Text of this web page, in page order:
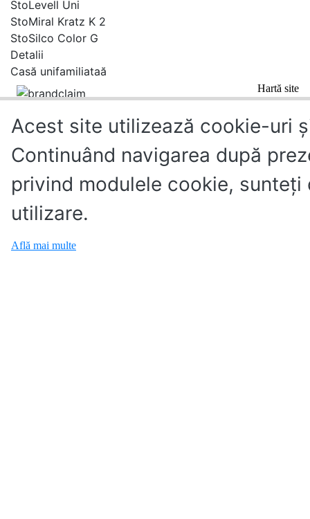
StoLevell Uni
StoMiral Kratz K 2
StoSilco Color G
Detalii
Casă unifamiliataă
Hartă site
Acest site utilizează cookie-uri
Continuând navigarea după
privind modulele cookie,
utilizare.
Află mai multe